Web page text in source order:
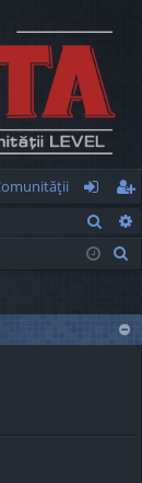
og
in
eg
ist
c